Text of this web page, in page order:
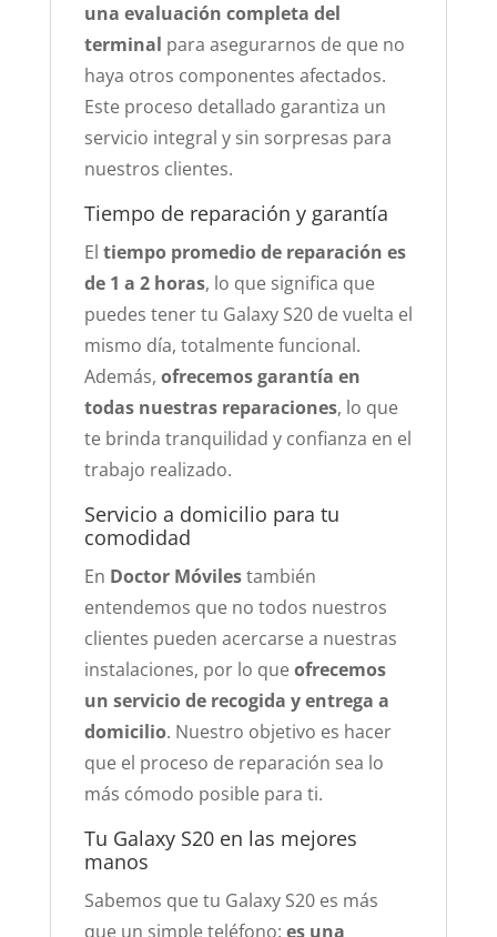
una evaluación completa del
terminal para asegurarnos de que no
haya otros componentes afectados.
Este proceso detallado garantiza un
servicio integral y sin sorpresas para
nuestros clientes.
Tiempo de reparación y garantía
El tiempo promedio de reparación es
de 1 a 2 horas, lo que significa que
puedes tener tu Galaxy S20 de vuelta el
mismo día, totalmente funcional.
Además, ofrecemos garantía en
todas nuestras reparaciones, lo que
te brinda tranquilidad y confianza en el
trabajo realizado.
Servicio a domicilio para tu
comodidad
En Doctor Móvilestambién
entendemos que no todos nuestros
clientes pueden acercarse a nuestras
instalaciones, por lo queofrecemos
un servicio de recogida y entrega a
domicilio. Nuestro objetivo es hacer
que el proceso de reparación sea lo
más cómodo posible para ti.
Tu Galaxy S20 en las mejores
manos
Sabemos que tu Galaxy S20 es más
que un simple teléfono: es una